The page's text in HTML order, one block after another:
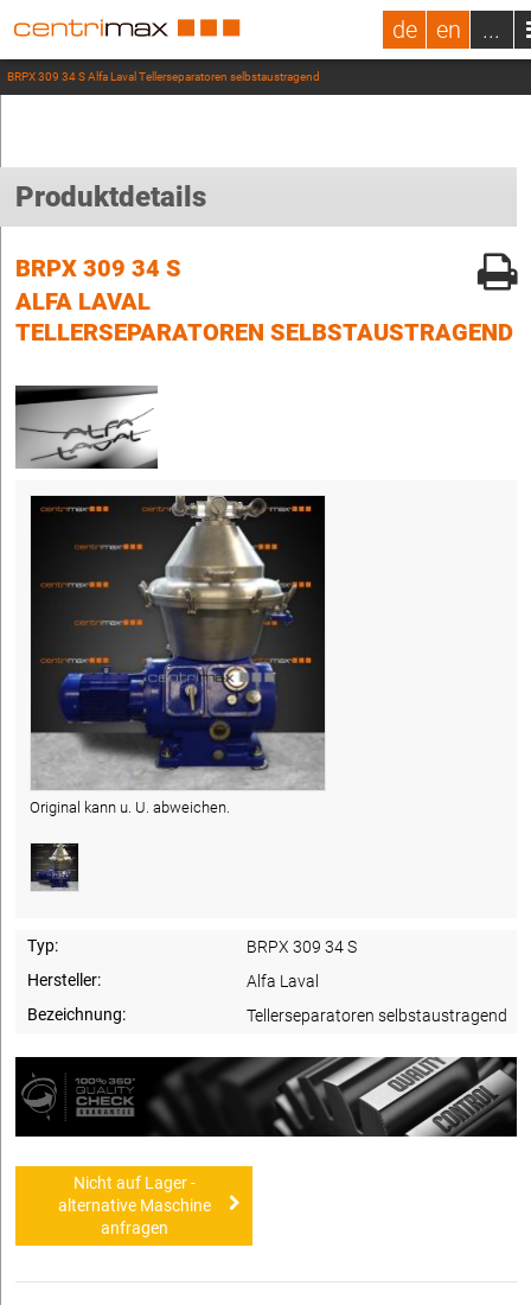
de en ...
BRPX 309 34 S Alfa Laval Tellerseparatoren selbstaustragend
Produktdetails
BRPX 309 34 S
ALFA LAVAL
TELLERSEPARATOREN SELBSTAUSTRAGEND
Original kann u. U. abweichen.
Typ:
BRPX 309 34 S
Hersteller:
Alfa Laval
Bezeichnung:
Tellerseparatoren selbstaustragend
Nicht auf Lager -
alternative Maschine
anfragen